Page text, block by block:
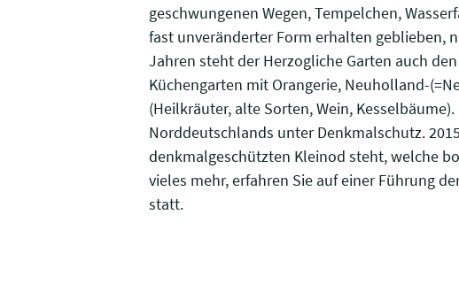
geschwungenen Wegen, Tempelchen,
fast unveränderter Form erhalten geblieben,
Jahren steht der Herzogliche Garten auch
Küchengarten mit Orangerie, Neuholland-
(Heilkräuter, alte Sorten, Wein,
Norddeutschlands unter Denkmalschutz.
denkmalgeschützten Kleinod steht, welche
vieles mehr, erfahren Sie auf einer Führung
statt.